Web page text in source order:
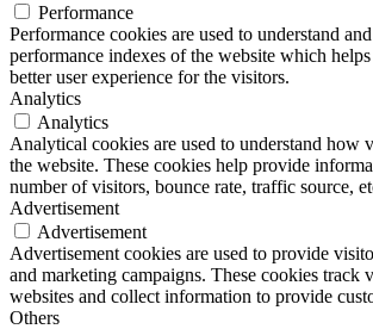
Performance
Performance cookies are used to understand
performance indexes of the website which
better user experience for the visitors.
Analytics
Analytics
Analytical cookies are used to understand how
the website. These cookies help provide
number of visitors, bounce rate, traffic source,
Advertisement
Advertisement
Advertisement cookies are used to provide
and marketing campaigns. These cookies track
websites and collect information to provide
Others